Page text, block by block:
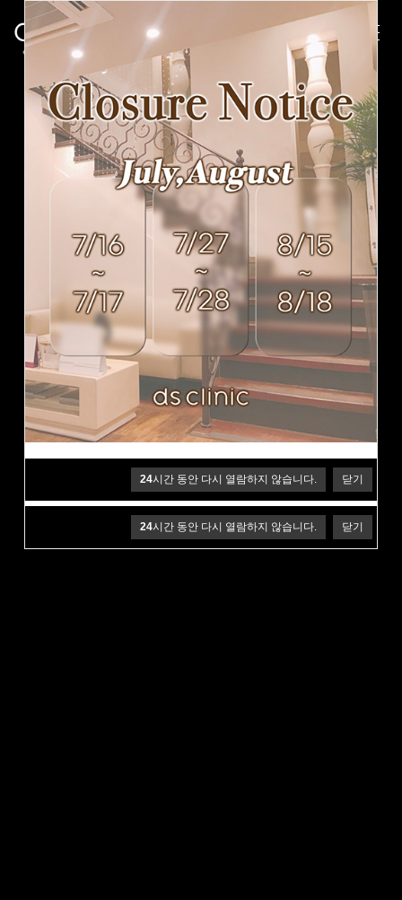
24시간 동안 다시 열람하지 않습니다.
닫기
24시간 동안 다시 열람하지 않습니다. 닫기
24시간 동안 다시 열람하지 않습니다. 닫기